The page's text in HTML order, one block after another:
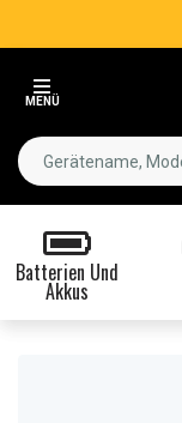
MENÜ
Batterien Und
Akkus